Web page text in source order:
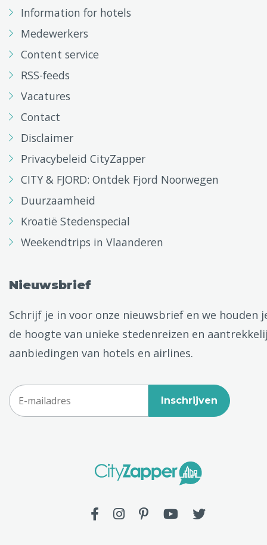
Information for hotels
Medewerkers
Content service
RSS-feeds
Vacatures
Contact
Disclaimer
Privacybeleid CityZapper
CITY & FJORD: Ontdek Fjord Noorwegen
Duurzaamheid
Kroatië Stedenspecial
Weekendtrips in Vlaanderen
Nieuwsbrief
Schrijf je in voor onze nieuwsbrief en we houden
de hoogte van unieke stedenreizen en
aanbiedingen van hotels en airlines.
Inschrijven